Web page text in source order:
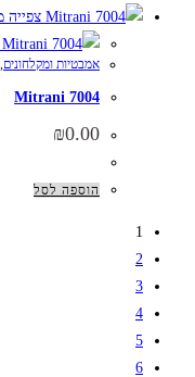
צפייה
אמבטיות ומקלחונים,
Mitrani 7004
₪0.00
הוספה לסל
1
2
3
4
5
6